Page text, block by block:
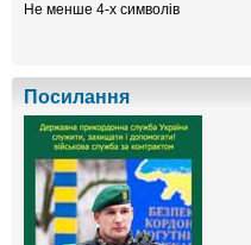
Не менше 4-х символів
Посилання